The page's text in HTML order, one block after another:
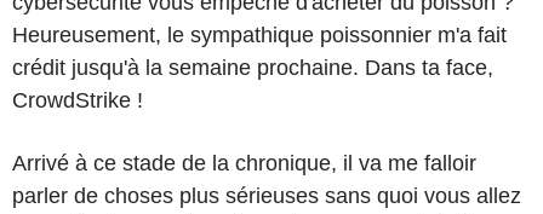
Heureusement, le sympathique poissonnier m'a fait
crédit jusqu'à la semaine prochaine. Dans ta face,
CrowdStrike !
Arrivé à ce stade de la chronique, il va me falloir
parler de choses plus sérieuses sans quoi vous allez